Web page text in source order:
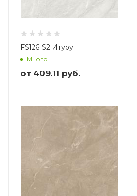
FS126 S2 Итуруп
Много
от 409.11 руб.